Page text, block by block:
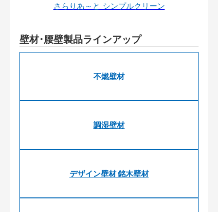
さらりあ～と シンプルクリーン
壁材･腰壁製品ラインアップ
不燃壁材
調湿壁材
デザイン壁材 銘木壁材